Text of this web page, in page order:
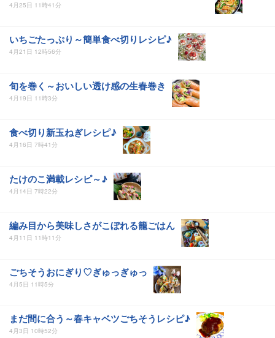
4月25日 11時41分
いちごたっぷり～簡単食べ切りレシピ♪
4月21日 12時56分
旬を巻く～おいしい透け感の生春巻き
4月19日 11時3分
食べ切り新玉ねぎレシピ♪
4月16日 7時41分
たけのこ満載レシピ～♪
4月14日 7時22分
編み目から美味しさがこぼれる籠ごはん
4月11日 11時11分
ごちそうおにぎり♡ぎゅっぎゅっ
4月5日 11時5分
まだ間に合う～春キャベツごちそうレシピ♪
4月3日 10時52分